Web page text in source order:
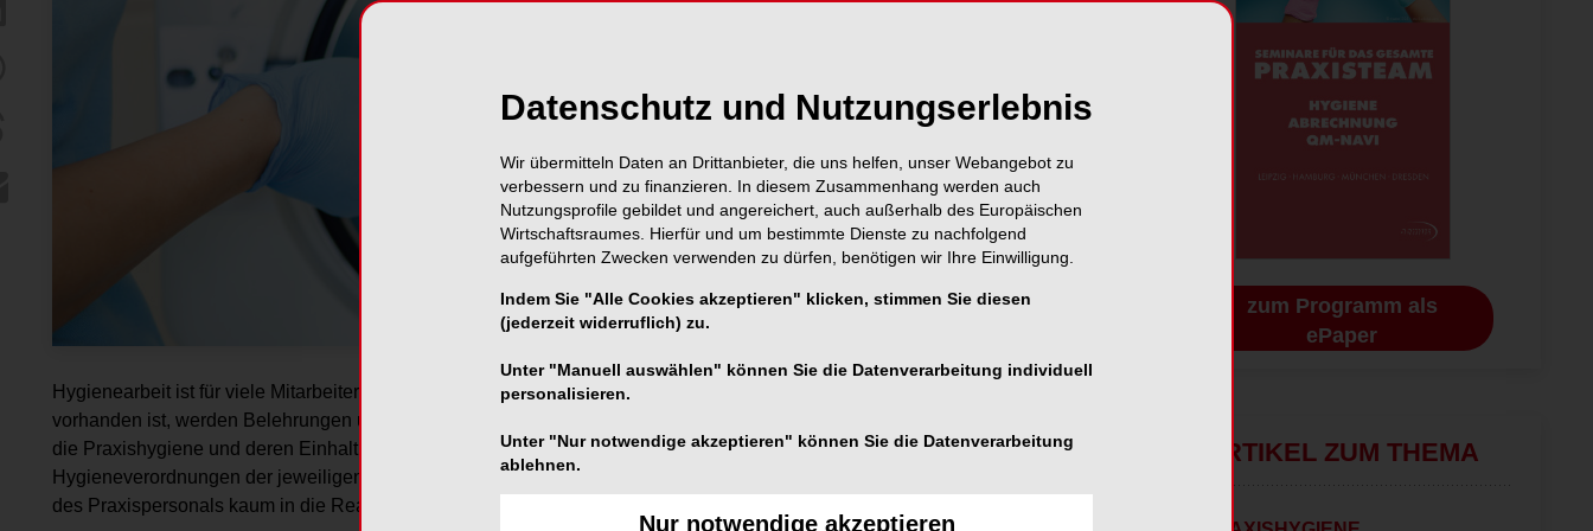
Hygienearbeit ist für viele Mitarbeiter ein leidiges Übel. Wo bereits wenig Zeit für die Versorgung der Patienten
vorhanden ist, werden Belehrungen und Erklärungen zur Bedeutung der Hygiene schnell unangenehm. Dass
die Praxishygiene und deren Einhaltung vor allem auch durch das Infektionsschutzgesetz und
Hygieneverordnungen der jeweiligen Bundesländer geregelt sind, ist Fakt – doch ohne die motivierte Mitarbeit
des Praxispersonals kaum in die Realität umzusetzen.
zum Programm als
ePaper
ARTIKEL ZUM THEMA
Datenschutz und Nutzungserlebnis
Wir übermitteln Daten an Drittanbieter, die uns helfen, unser Webangebot zu
verbessern und zu finanzieren. In diesem Zusammenhang werden auch
Nutzungsprofile gebildet und angereichert, auch außerhalb des Europäischen
Wirtschaftsraumes. Hierfür und um bestimmte Dienste zu nachfolgend
aufgeführten Zwecken verwenden zu dürfen, benötigen wir Ihre Einwilligung.
Indem Sie "Alle Cookies akzeptieren" klicken, stimmen Sie diesen
(jederzeit widerruflich) zu.
Unter "Manuell auswählen" können Sie die Datenverarbeitung individuell
personalisieren.
Unter "Nur notwendige akzeptieren" können Sie die Datenverarbeitung
ablehnen.
Nur notwendige akzeptieren